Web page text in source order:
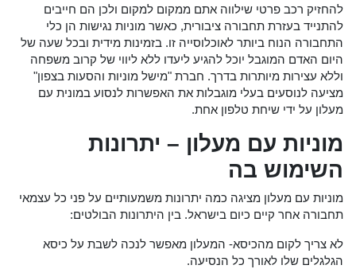
להחזיק רכב פרטי שילווה אתם ממקום למקום ולכן הם חייבים
להתנייד בעזרת תחבורה ציבורית, כאשר מוניות נגישות הן כלי
התחבורה הנוח ביותר לאוכלוסייה זו. בזמינות מידית ובכל שעה של
היום האדם המוגבל יוכל להגיע ליעדו ללא ליווי של קרוב משפחה
וללא עצירות מיותרות בדרך. חברת "מישל מוניות והסעות בצפון"
מציעה לנוסעים בעלי מוגבלות את האפשרות לנסוע במונית עם
מעלון על ידי שיחת טלפון אחת.
מוניות עם מעלון – יתרונות
השימוש בה
מוניות עם מעלון מציגה כמה יתרונות משמעותיים על פני כל עצמאי
תחבורה אחר קיים כיום בישראל. בין היתרונות הבולטים:
לא צריך לקום מהכיסא- המעלון מאפשר לנכה לשבת על כיסא
הגלגלים שלו לאורך כל הנסיעה.